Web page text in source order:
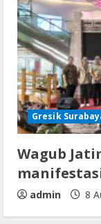
Gresik
Wagub
admin 8